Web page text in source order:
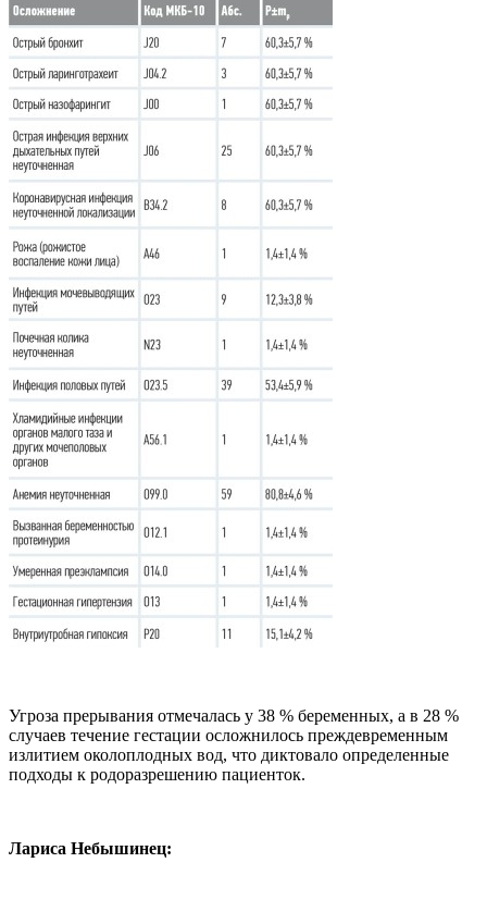
Угроза прерывания отмечалась у 38 % беременных, а в 28 %
случаев течение гестации осложнилось преждевременным
излитием околоплодных вод, что диктовало определенные
подходы к родоразрешению пациенток.
Лариса Небышинец: